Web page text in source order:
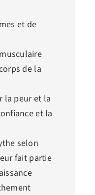
et de
de la
la peur et la
et la
selon
fait partie